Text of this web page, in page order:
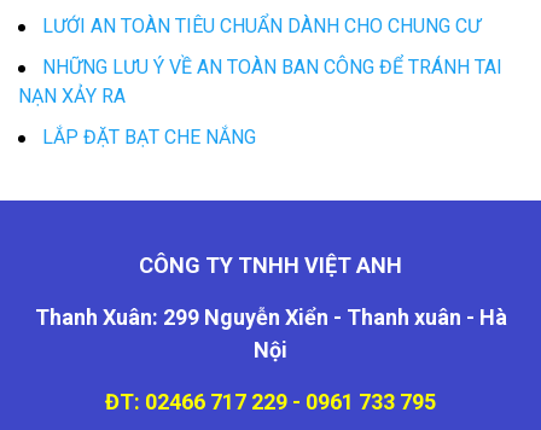
LƯỚI AN TOÀN TIÊU CHUẨN DÀNH CHO CHUNG CƯ
NHỮNG LƯU Ý VỀ AN TOÀN BAN CÔNG ĐỂ TRÁNH TAI
NẠN XẢY RA
LẮP ĐẶT BẠT CHE NẮNG
CÔNG TY TNHH VIỆT ANH
Thanh Xuân: 299 Nguyễn Xiển - Thanh xuân - Hà
Nội
ĐT: 02466 717 229 - 0961 733 795